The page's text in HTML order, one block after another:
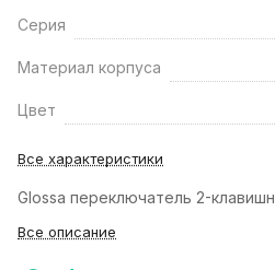
Серия
Материал корпуса
Цвет
Все характеристики
Glossa переключатель 2-
Все описание